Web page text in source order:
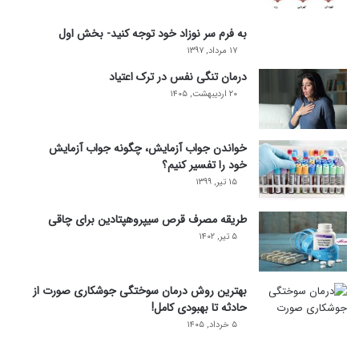
به فرم سر نوزاد خود توجه کنید- بخش اول
۱۷ مرداد, ۱۳۹۷
درمان تنگی نفس در ترک اعتیاد
۲۰ اردیبهشت, ۱۴۰۵
خواندن جواب آزمایش، چگونه جواب آزمایش
خود را تفسیر کنیم؟
۱۵ تیر, ۱۳۹۹
طریقه مصرف قرص سیپروهپتادین برای چاقی
۵ تیر, ۱۴۰۲
بهترین روش درمان سوختگی جوشکاری صورت از
حادثه تا بهبودی کامل!
۵ خرداد, ۱۴۰۵